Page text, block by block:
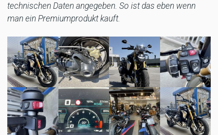
technischen Daten angegeben. So ist das eben wenn
man ein Premiumprodukt kauft.